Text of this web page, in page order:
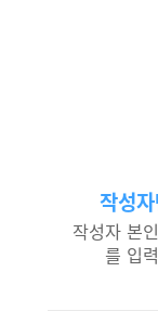
작성
작성자 본
를 입